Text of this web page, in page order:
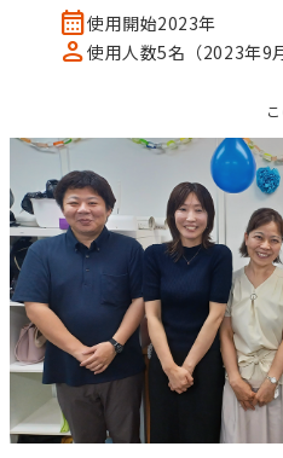
メール交付
事業計画立案支援
法人設立
税務届代行
求人広告掲載・人材紹
その他のサービス
お役立ちコラム
総合トップ
サービス種別ごとのコラムを探
就労系サービス
calendar_month使用開始2023年
person使用人数5名（2023年9